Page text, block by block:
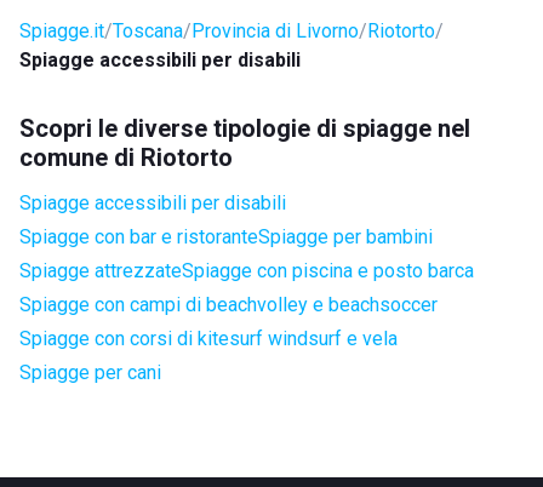
Spiagge.it Toscana Provincia di Livorno Riotorto
Spiagge accessibili per disabili
Scopri le diverse tipologie di spiagge nel
comune di Riotorto
Spiagge accessibili per disabili
Spiagge con bar e ristoranteSpiagge per bambini
Spiagge attrezzateSpiagge con piscina e posto barca
Spiagge con campi di beachvolley e beachsoccer
Spiagge con corsi di kitesurf windsurf e vela
Spiagge per cani